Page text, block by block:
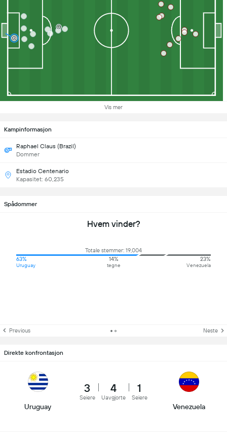
Vis mer
Kampinformasjon
Raphael Claus (Brazil)
Dommer
Estadio Centenario
Kapasitet: 60,235
Spådommer
Hvem vinder?
Totale stemmer: 19,004
63%
Uruguay
14%
tegne
23%
Venezuela
Previous Neste
Direkte konfrontasjon
Uruguay
3
Seiere
4
Uavgjorte
1
Seiere
Venezuela